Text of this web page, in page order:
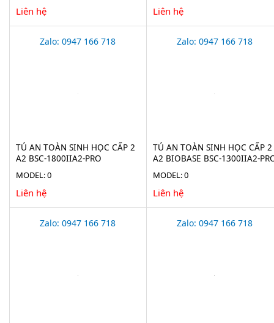
Liên hệ Liên hệ
Zalo: 0947 166 718
TỦ AN TOÀN SINH HỌC CẤP 2
A2 BSC-1800IIA2-PRO
MODEL: 0
Liên hệ
Zalo: 0947 166 718
TỦ AN TOÀN SINH HỌC CẤP 2
A2 BIOBASE BSC-1300IIA2-
MODEL: 0
Liên hệ
Zalo: 0947 166 718 Zalo: 0947 166 718